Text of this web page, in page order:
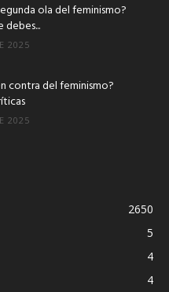
ola del feminismo?
debes...
2025
contra del feminismo?
2025
2650
5
4
4